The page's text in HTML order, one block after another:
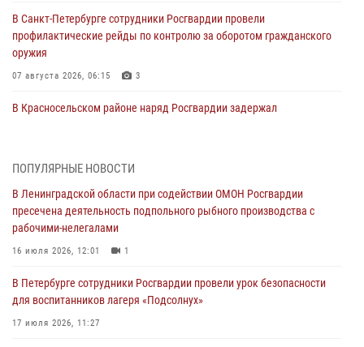
В Санкт-Петербурге сотрудники Росгвардии провели
профилактические рейды по контролю за оборотом гражданского
оружия
07 августа 2026, 06:15 3
В Красносельском районе наряд Росгвардии задержал
06 августа 2026, 13:39 1
В Центральном районе росгвардейцы оперативно задержали
хулигана, стрелявшего из пускового устройства рядом с жилыми
домами
06 августа 2026, 11:36
Сотрудники и военнослужащие Росгвардии обеспечили
правопорядок при проведении матча "Зенит" - "Балтика"
06 августа 2026, 07:30
ПОПУЛЯРНЫЕ НОВОСТИ
В Ленинградской области при содействии ОМОН Росгвардии
пресечена деятельность подпольного рыбного производства с
рабочими-нелегалами
16 июля 2026, 12:01 1
В Петербурге сотрудники Росгвардии провели урок безопасности
для воспитанников лагеря «Подсолнух»
17 июля 2026, 11:27